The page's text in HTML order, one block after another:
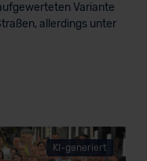
Variante
allerdings unter
KI-generiert